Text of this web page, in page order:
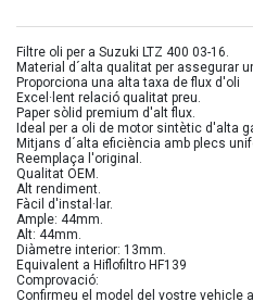
Filtre oli per a Suzuki LTZ 400 03-16.
Material d´alta qualitat per assegurar
Proporciona una alta taxa de flux d'oli
Excel·lent relació qualitat preu.
Paper sòlid premium d'alt flux.
Ideal per a oli de motor sintètic d'alta
Mitjans d´alta eficiència amb plecs
Reemplaça l'original.
Qualitat OEM.
Alt rendiment.
Fàcil d'instal·lar.
Ample: 44mm.
Alt: 44mm.
Diàmetre interior: 13mm.
Equivalent a Hiflofiltro HF139
Comprovació:
Confirmeu el model del vostre vehicle